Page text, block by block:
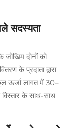
सदस्यता
जोखिम दोनों को
के प्रदाता द्वारा
ऊर्जा लागत में 30–
के साथ-साथ